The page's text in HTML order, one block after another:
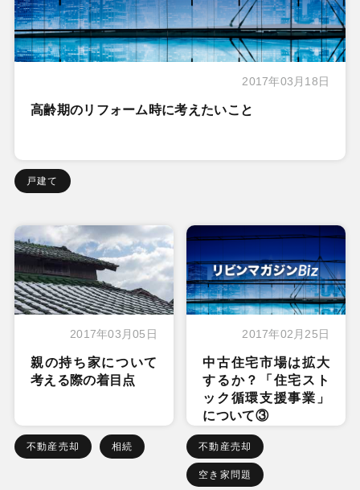
2017年03月18日
高齢期のリフォーム時に考えたいこと
戸建て
2017年03月05日
親の持ち家について
考える際の着目点
不動産売却 相続
2017年02月25日
中古住宅市場は拡大
するか？「住宅スト
ック循環支援事業」
について③
不動産売却
空き家問題